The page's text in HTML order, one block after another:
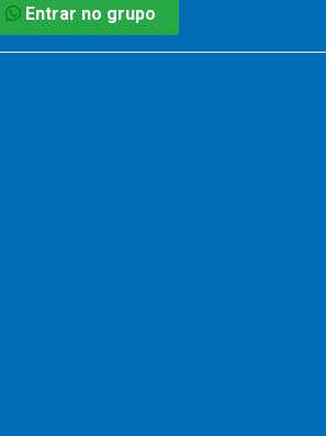
Entrar no grupo